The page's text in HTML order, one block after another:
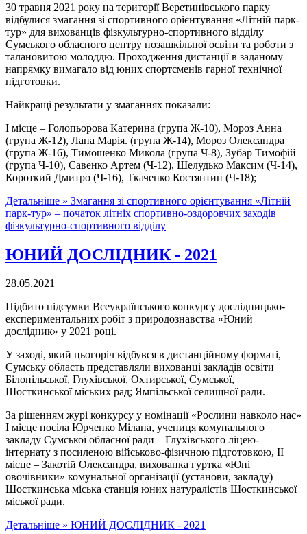
30 травня 2021 року на території Веретинівського парку
відбулися змагання зі спортивного орієнтування «Літній парк-
тур» для вихованців фізкультурно-спортивного відділу
Сумського обласного центру позашкільної освіти та роботи з
талановитою молоддю. Проходження дистанції в заданому
напрямку вимагало від юних спортсменів гарної технічної
підготовки.
Найкращі результати у змаганнях показали:
І місце – Голопьорова Катерина (група Ж-10), Мороз Анна
(група Ж-12), Лапа Марія. (група Ж-14), Мороз Олександра
(група Ж-16), Тимошенко Микола (група Ч-8), Зубар Тимофій
(група Ч-10), Савенко Артем (Ч-12), Шелудько Максим (Ч-14),
Короткий Дмитро (Ч-16), Ткаченко Костянтин (Ч-18);
Детальніше » Змагання зі спортивного орієнтування «Літній
парк-тур» – початок літніх спортивно-оздоровчих заходів
фізкультурно-спортивного відділу
ЮНИЙ ДОСЛІДНИК - 2021
28.05.2021
Підбито підсумки Всеукраїнського конкурсу дослідницько-
експериментальних робіт з природознавства «Юний
дослідник» у 2021 році.
У заході, який цьогоріч відбувся в дистанційному форматі,
Сумську область представляли вихованці закладів освіти
Білопільської, Глухівської, Охтирської, Сумської,
Шосткинської міських рад; Ямпільської селищної ради.
За рішенням журі конкурсу у номінації «Рослини навколо нас»
І місце посіла Юрченко Мілана, учениця комунального
закладу Сумської обласної ради – Глухівського ліцею-
інтернату з посиленою військово-фізичною підготовкою, ІІ
місце – Закотій Олександра, вихованка гуртка «Юні
овочівники» комунальної організації (установи, закладу)
Шосткинська міська станція юних натуралістів Шосткинської
міської ради.
Детальніше » ЮНИЙ ДОСЛІДНИК - 2021